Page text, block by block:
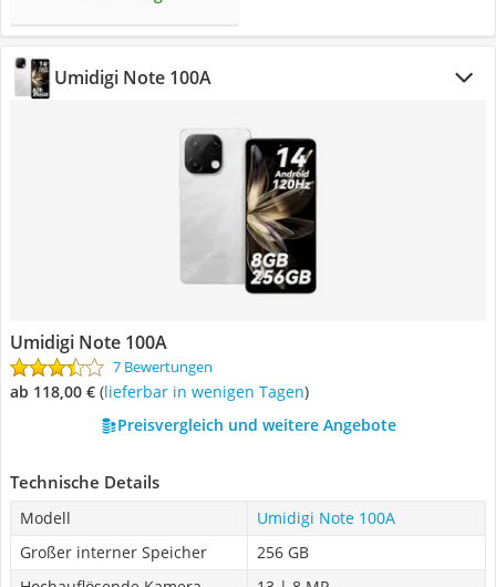
Umidigi Note 100A
Umidigi Note 100A
7 Bewertungen
ab 118,00 € ( Lieferbar in wenigen Tagen)
Preisvergleich und weitere Angebote
Technische Details
Modell
Umidigi Note 100A
Großer interner Speicher
256 GB